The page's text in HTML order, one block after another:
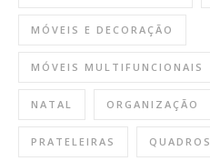
MÓVEIS E DECORAÇÃO
MÓVEIS MULTIFUNCIONAIS
NATAL ORGANIZAÇÃO
PRATELEIRAS QUADROS